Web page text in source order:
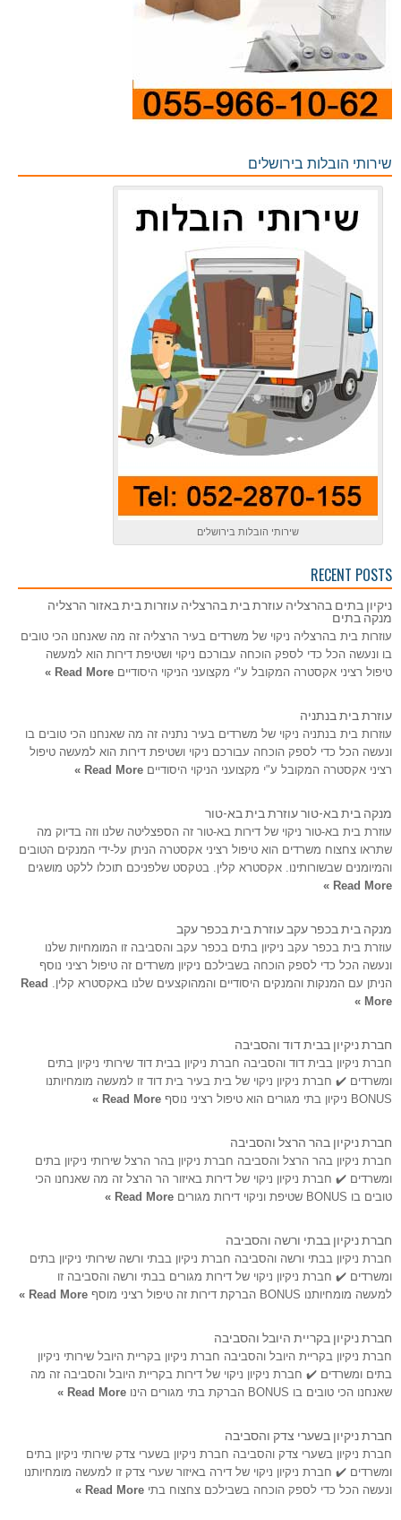
שירותי הובלות בירושלים
שירותי הובלות בירושלים
RECENT POSTS
ניקיון בתים בהרצליה עוזרת בית בהרצליה עוזרות בית באזור הרצליה
מנקה בתים
עוזרות בית בהרצליה ניקוי של משרדים בעיר הרצליה זה מה שאנחנו הכי טובים
בו ונעשה הכל כדי לספק הוכחה עבורכם ניקוי ושטיפת דירות הוא למעשה
טיפול רציני אקסטרה המקובל ע"י מקצועני הניקוי היסודיים Read More »
עוזרת בית בנתניה
עוזרות בית בנתניה ניקוי של משרדים בעיר נתניה זה מה שאנחנו הכי טובים בו
ונעשה הכל כדי לספק הוכחה עבורכם ניקוי ושטיפת דירות הוא למעשה טיפול
רציני אקסטרה המקובל ע"י מקצועני הניקוי היסודיים Read More »
מנקה בית בא-טור עוזרת בית בא-טור
עוזרת בית בא-טור ניקוי של דירות בא-טור זה הספצליטה שלנו וזה בדיוק מה
שתראו צחצוח משרדים הוא טיפול רציני אקסטרה הניתן על-ידי המנקים הטובים
והמיומנים שבשורותינו. אקסטרא קלין. בטקסט שלפניכם תוכלו ללקט מושגים
Read More »
מנקה בית בכפר עקב עוזרת בית בכפר עקב
עוזרת בית בכפר עקב ניקיון בתים בכפר עקב והסביבה זו המומחיות שלנו
ונעשה הכל כדי לספק הוכחה בשבילכם ניקיון משרדים זה טיפול רציני נוסף
הניתן עם המנקות והמנקים היסודיים והמהוקצעים שלנו באקסטרא קלין. Read
More »
חברת ניקיון בבית דוד והסביבה
חברת ניקיון בבית דוד והסביבה חברת ניקיון בבית דוד שירותי ניקיון בתים
ומשרדים ✔️ חברת ניקיון ניקוי של בית בעיר בית דוד זו למעשה מומחיותנו
BONUS ניקיון בתי מגורים הוא טיפול רציני נוסף
Read More »
חברת ניקיון בהר הרצל והסביבה
חברת ניקיון בהר הרצל והסביבה חברת ניקיון בהר הרצל שירותי ניקיון בתים
ומשרדים ✔️ חברת ניקיון ניקוי של דירות באיזור הר הרצל זה מה שאנחנו הכי
טובים בו BONUS שטיפת וניקוי דירות מגורים
Read More »
חברת ניקיון בבתי ורשה והסביבה
חברת ניקיון בבתי ורשה והסביבה חברת ניקיון בבתי ורשה שירותי ניקיון בתים
ומשרדים ✔️ חברת ניקיון ניקוי של דירות מגורים בבתי ורשה והסביבה זו
למעשה מומחיותנו BONUS הברקת דירות זה טיפול רציני מוסף
Read More »
חברת ניקיון בקריית היובל והסביבה
חברת ניקיון בקריית היובל והסביבה חברת ניקיון בקריית היובל שירותי ניקיון
בתים ומשרדים ✔️ חברת ניקיון ניקוי של דירות בקריית היובל והסביבה זה מה
שאנחנו הכי טובים בו BONUS הברקת בתי מגורים הינו
Read More »
חברת ניקיון בשערי צדק והסביבה
חברת ניקיון בשערי צדק והסביבה חברת ניקיון בשערי צדק שירותי ניקיון בתים
ומשרדים ✔️ חברת ניקיון ניקוי של דירה באיזור שערי צדק זו למעשה מומחיותנו
ונעשה הכל כדי לספק הוכחה בשבילכם צחצוח בתי Read More »